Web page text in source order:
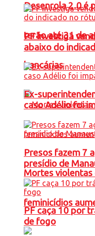
Desenrola 2.0 é
terão até 31 de
bancárias
Mortes violentas
feminicídios
PF investiga
abaixo do
Ex-
caso Adélio foi
Presos fazem 7
presídio de
PF caça 10 por
de fogo